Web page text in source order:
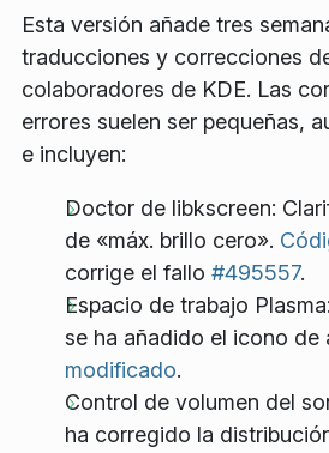
Esta versión añade tres
traducciones y correcciones
colaboradores de KDE. Las
errores suelen ser pequeñas,
e incluyen:
Doctor de libkscreen:
de «máx. brillo cero».
corrige el fallo #495557.
Espacio de trabajo
se ha añadido el icono de
modificado.
Control de volumen del
ha corregido la